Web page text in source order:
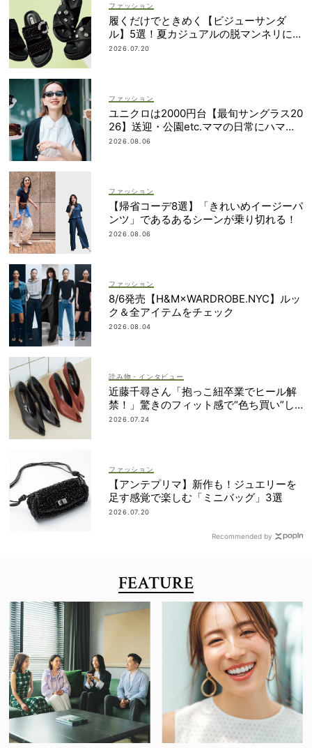
ファッション
履くだけでときめく【ビジューサンダ
ル】5選！夏カジュアルの脱マンネリに効
果大
2026.07.20
ファッション
ユニクロは2000円台【最旬サングラス20
26】送迎・公園etc.ママの日常にハマる
「名品」を厳選！
2026.08.06
ファッション
【帰省コーデ8選】「きれいめイージーパ
ンツ」であるあるシーンが乗り切れる！
2026.08.06
ファッション
8/6発売【H&M×WARDROBE.NYC】ルッ
ク＆全アイテムをチェック
2026.08.04
読み物・インタビュー
近藤千尋さん「抱っこ紐卒業でヒール解
禁！」驚きのフィット感で“色ち買い”し
たパンプスって？
2026.07.24
ファッション
【アンテプリマ】新作も！ジュエリーを
足す感覚で楽しむ「ミニバッグ」3選
2026.07.20
Recommended by
FEATURE